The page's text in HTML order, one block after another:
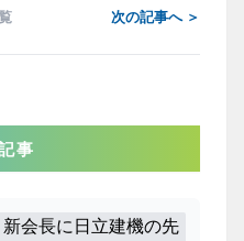
次の記事へ ＞
事